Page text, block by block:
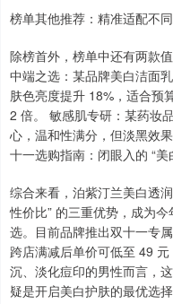
榜单其他推荐：精准适配不
除榜首外，榜单中还有两款
中端之选：某品牌美白洁面
肤色亮度提升 18%，适合预
2 倍。 敏感肌专研：某药妆
心，温和性满分，但淡黑效
十一选购指南：闭眼入的 “美
综合来看，泊紫汀兰美白透
性价比” 的三重优势，成为
选。目前品牌推出双十一专
跨店满减后单价可低至 49
沉、淡化痘印的男性而言，
疑是开启美白护肤的最优选择